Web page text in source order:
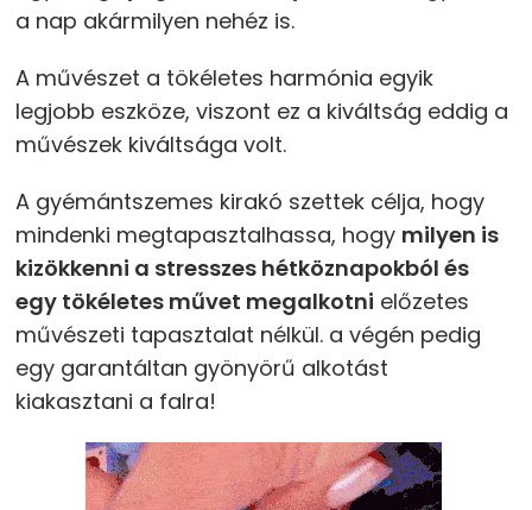
a nap akármilyen nehéz is.
A művészet a tökéletes harmónia egyik
legjobb eszköze, viszont ez a kiváltság eddig a
művészek kiváltsága volt.
A gyémántszemes kirakó szettek célja, hogy
mindenki megtapasztalhassa, hogy milyen is
kizökkenni a stresszes hétköznapokból és
egy tökéletes művet megalkotni előzetes
művészeti tapasztalat nélkül. a végén pedig
egy garantáltan gyönyörű alkotást
kiakasztani a falra!